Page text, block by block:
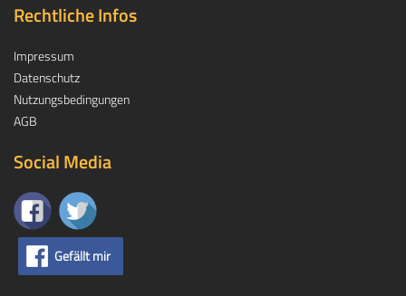
Rechtliche Infos
Impressum
Datenschutz
Nutzungsbedingungen
AGB
Social Media
Gefällt mir